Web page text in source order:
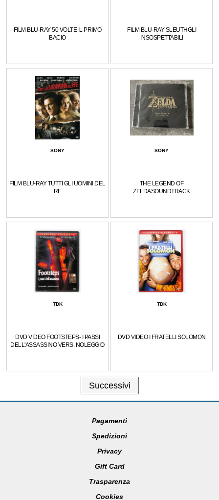
FILM BLU-RAY 50 VOLTE IL PRIMO
BACIO
FILM BLU-RAY SLEUTHGLI
INSOSPETTABILI
SONY
FILM BLU-RAY TUTTI GLI UOMINI DEL
RE
SONY
THE LEGEND OF
ZELDASOUNDTRACK
TDK
DVD VIDEO FOOTSTEPS- I PASSI
DELL'ASSASSINO VERS. NOLEGGIO
TDK
DVD VIDEO I FRATELLI SOLOMON
Successivi
Pagamenti
Spedizioni
Privacy
Gift Card
Trasparenza
Cookies